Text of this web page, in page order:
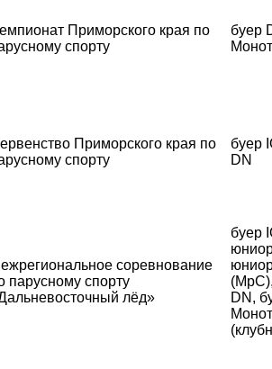
Приморского края по
спорту
буер
Приморского края по
спорту
буер
DN
соревнование
парусному спорту
лёд»
буер
DN,